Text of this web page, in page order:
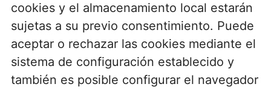
cookies y el almacenamiento local estarán
sujetas a su previo consentimiento. Puede
aceptar o rechazar las cookies mediante el
sistema de configuración establecido y
también es posible configurar el navegador